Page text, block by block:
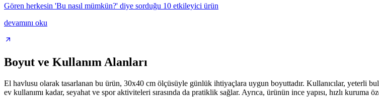
Gören herkesin 'Bu nasıl mümkün?' diye sorduğu 10 etkileyici ürün
devamını oku
Boyut ve Kullanım Alanları
El havlusu olarak tasarlanan bu ürün, 30x40 cm ölçüsüyle günlük ihtiyaçlara uygun boyuttadır. Kullanıcılar, yeterli
ev kullanımı kadar, seyahat ve spor aktiviteleri sırasında da pratiklik sağlar. Ayrıca, ürünün ince yapısı, hızlı kuruma